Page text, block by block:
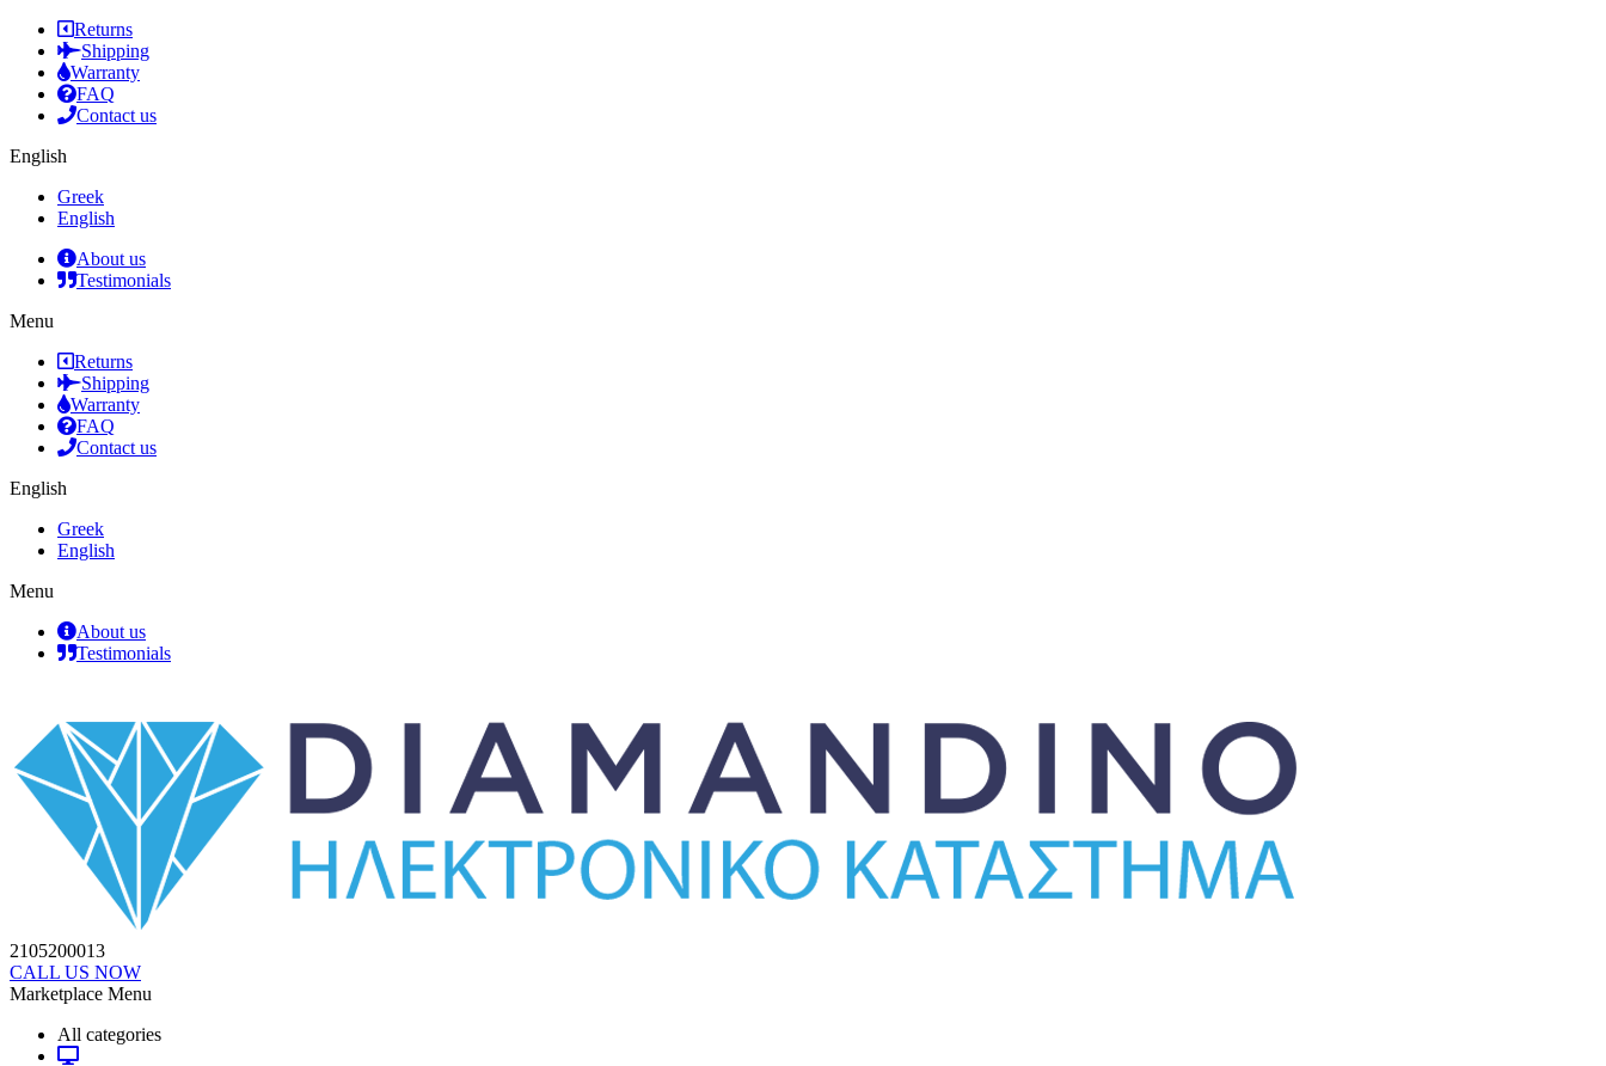
Returns
Shipping
Warranty
FAQ
Contact us
English
Greek
English
About us
Testimonials
Menu
Returns
Shipping
Warranty
FAQ
Contact us
English
Greek
English
Menu
About us
Testimonials
2105200013
CALL US NOW
Marketplace Menu
All categories